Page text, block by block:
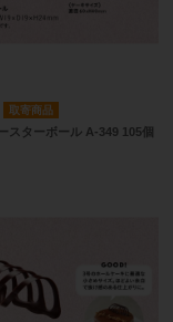
取寄商品
スターボール A-349 105個